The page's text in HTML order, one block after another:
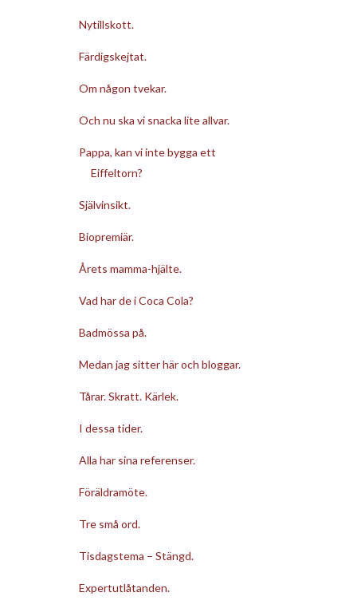
Nytillskott.
Färdigskejtat.
Om någon tvekar.
Och nu ska vi snacka lite allvar.
Pappa, kan vi inte bygga ett
Eiffeltorn?
Självinsikt.
Biopremiär.
Årets mamma-hjälte.
Vad har de i Coca Cola?
Badmössa på.
Medan jag sitter här och bloggar.
Tårar. Skratt. Kärlek.
I dessa tider.
Alla har sina referenser.
Föräldramöte.
Tre små ord.
Tisdagstema – Stängd.
Expertutlåtanden.